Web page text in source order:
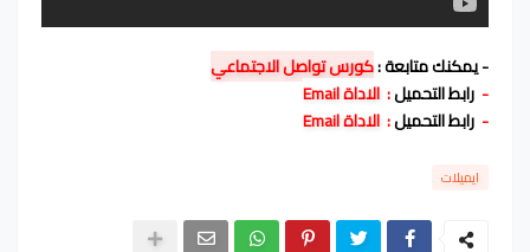
- يمكنك متابعة :كورس تواصل الاجتماعي
- رابط التحميل: الاداة Email
- رابط التحميل: الاداة Email
ايميلات